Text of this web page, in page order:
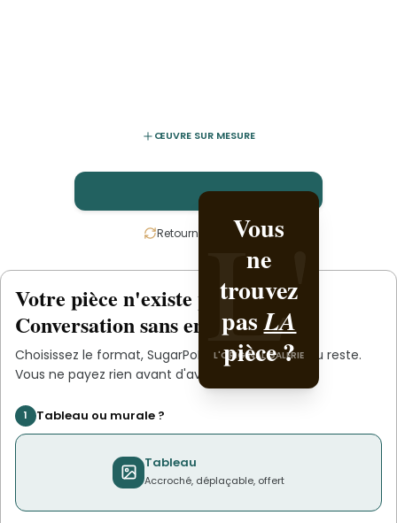
ŒUVRE SUR MESURE
L'
Vous
ne
trouvez
pasLA
pièce ?
L'ORIGINAL GALERIE
L'
Créez-la avec
SugarPoPdandy
.
L'ORIGINAL PIECE OF YOU
Retournez la carte
Votre pièce n'existe pasencore.
Conversation sans engagement.
Choisissez le format, SugarPoPdandys'occupe du reste.
Vous ne payez rien avant d'avoir validé le devis.
1 Tableau ou murale ?
Tableau
Accroché, déplaçable, offert